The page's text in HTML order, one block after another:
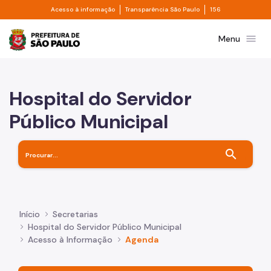
Pular para o Conteúdo principal
Acesso à informação Divisor de acesso à informação
Transparência São Paulo Divisor de
156
Prefeitura de São PauloMenu menu
Hospital do Servidor
Público Municipal
search
Início
Secretarias
Hospital do Servidor Público Municipal
Acesso à Informação
Agenda